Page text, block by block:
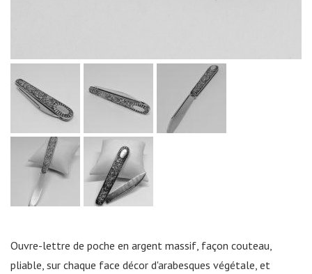
Ouvre-lettre de poche en argent massif, façon couteau,
pliable, sur chaque face décor d'arabesques végétale, et